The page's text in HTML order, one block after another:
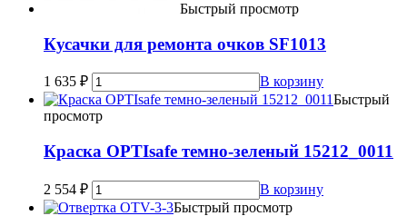
Быстрый просмотр
Кусачки для ремонта очков SF1013
1 635 ₽
В корзину
Быстрый
просмотр
Краска OPTIsafe темно-зеленый 15212_0011
2 554 ₽
В корзину
Быстрый просмотр